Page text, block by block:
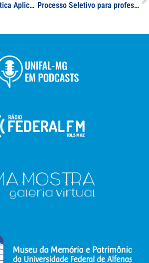
Mestrado em Estatística Aplicada e Biometria Processo Seletivo para professor(a) substituto(a): Ciências Exatas e da Terra, Ciência da Computação